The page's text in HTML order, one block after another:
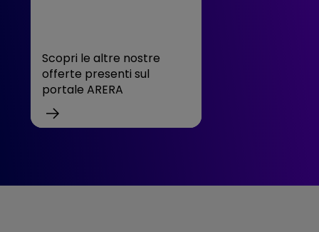
Scopri le altre nostre
offerte presenti sul
portale ARERA